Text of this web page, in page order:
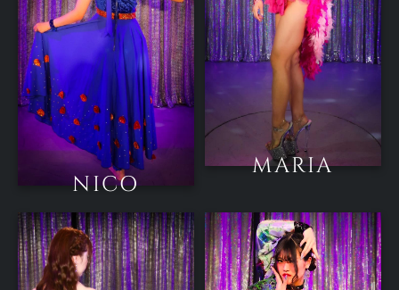
NICO
MARIA